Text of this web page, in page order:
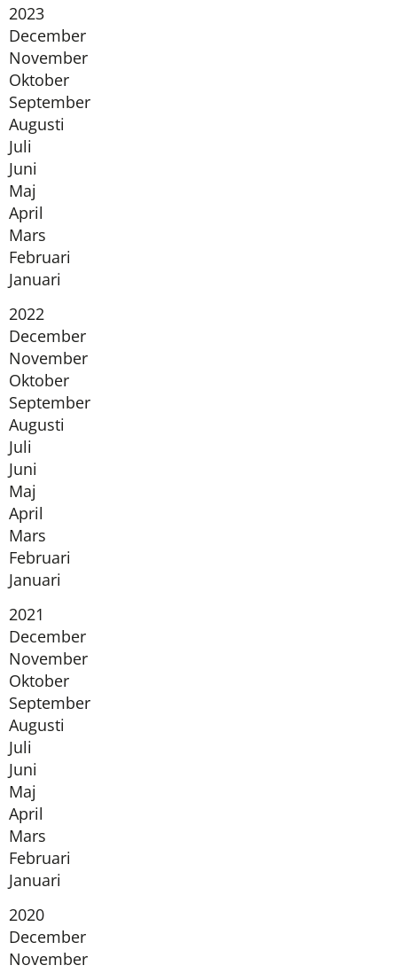
År:
2023
December
November
Oktober
September
Augusti
Juli
Juni
Maj
April
Mars
Februari
Januari
År:
2022
December
November
Oktober
September
Augusti
Juli
Juni
Maj
April
Mars
Februari
Januari
År:
2021
December
November
Oktober
September
Augusti
Juli
Juni
Maj
April
Mars
Februari
Januari
År:
2020
December
November